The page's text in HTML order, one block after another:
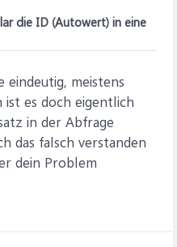
die ID (Autowert) in eine
eindeutig, meistens
ist es doch eigentlich
in der Abfrage
das falsch verstanden
dein Problem